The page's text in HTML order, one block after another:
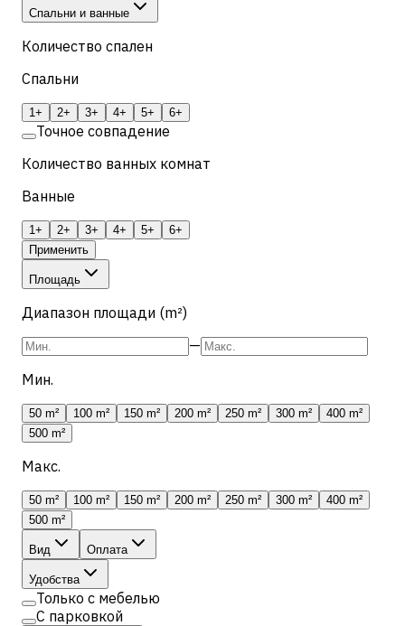
Спальни и ванные
Количество спален
Спальни
1+ 2+ 3+ 4+ 5+ 6+
Точное совпадение
Количество ванных комнат
Ванные
1+ 2+ 3+ 4+ 5+
6+
Применить
Площадь
Диапазон площади (m²)
—
Мин.
50 m² 100 m² 150 m² 200 m² 250 m² 300 m²
400 m²
500 m²
Макс.
50 m² 100 m² 150 m² 200 m² 250 m² 300 m²
400 m²
500 m²
Вид Оплата
Удобства
Только с мебелью
С парковкой